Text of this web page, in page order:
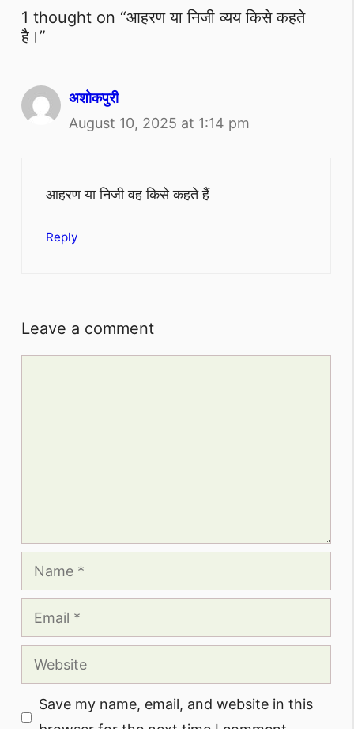
1 thought on “आहरण या निजी व्यय किसे कहते
है।”
अशोकपुरी
August 10, 2025 at 1:14 pm
आहरण या निजी वह किसे कहते हैं
Reply
Leave a comment
Name
Email
Website
Save my name, email, and website in this